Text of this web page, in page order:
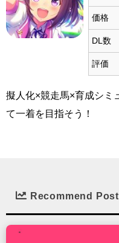
価格
DL数
評価
擬人化×競走馬×育成シミ
て一着を目指そう！
Recommend Post